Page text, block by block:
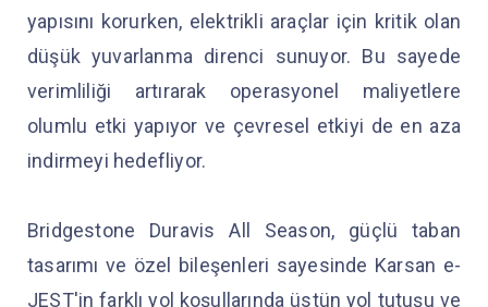
yapısını korurken, elektrikli araçlar için kritik olan
düşük yuvarlanma direnci sunuyor. Bu sayede
verimliliği artırarak operasyonel maliyetlere
olumlu etki yapıyor ve çevresel etkiyi de en aza
indirmeyi hedefliyor.
Bridgestone Duravis All Season, güçlü taban
tasarımı ve özel bileşenleri sayesinde Karsan e-
JEST'in farklı yol koşullarında üstün yol tutuşu ve